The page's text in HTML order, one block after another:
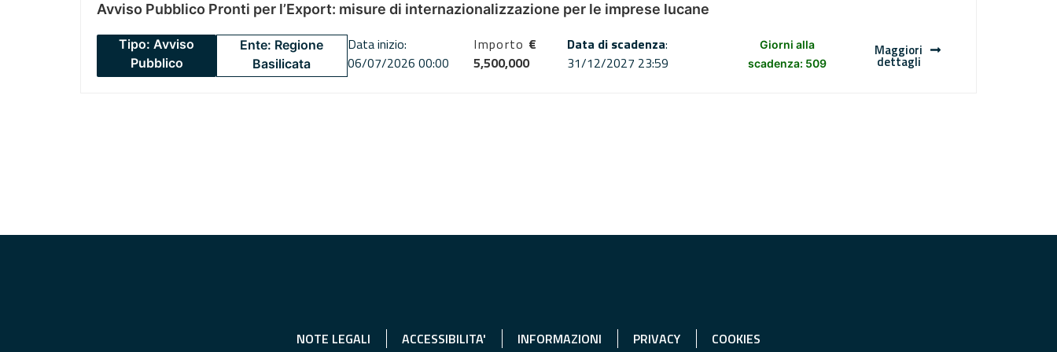
Avviso Pubblico Pronti per l’Export: misure di internazionalizzazione per le imprese lucane
Tipo: Avviso
Pubblico
Ente: Regione
Basilicata
Data inizio:
06/07/2026 00:00
Importo €
5,500,000
Data di scadenza:
31/12/2027 23:59
Giorni alla
scadenza: 509
Maggiori
dettagli
NOTE LEGALI ACCESSIBILITA' INFORMAZIONI PRIVACY COOKIES